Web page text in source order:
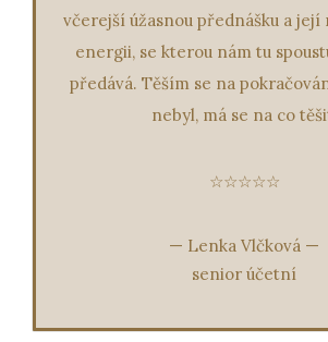
včerejší úžasnou přednášku a její
energii, se kterou nám tu
předává. Těším se na
nebyl, má se na co
☆☆☆☆☆
— Lenka Vlčková —
senior účetní